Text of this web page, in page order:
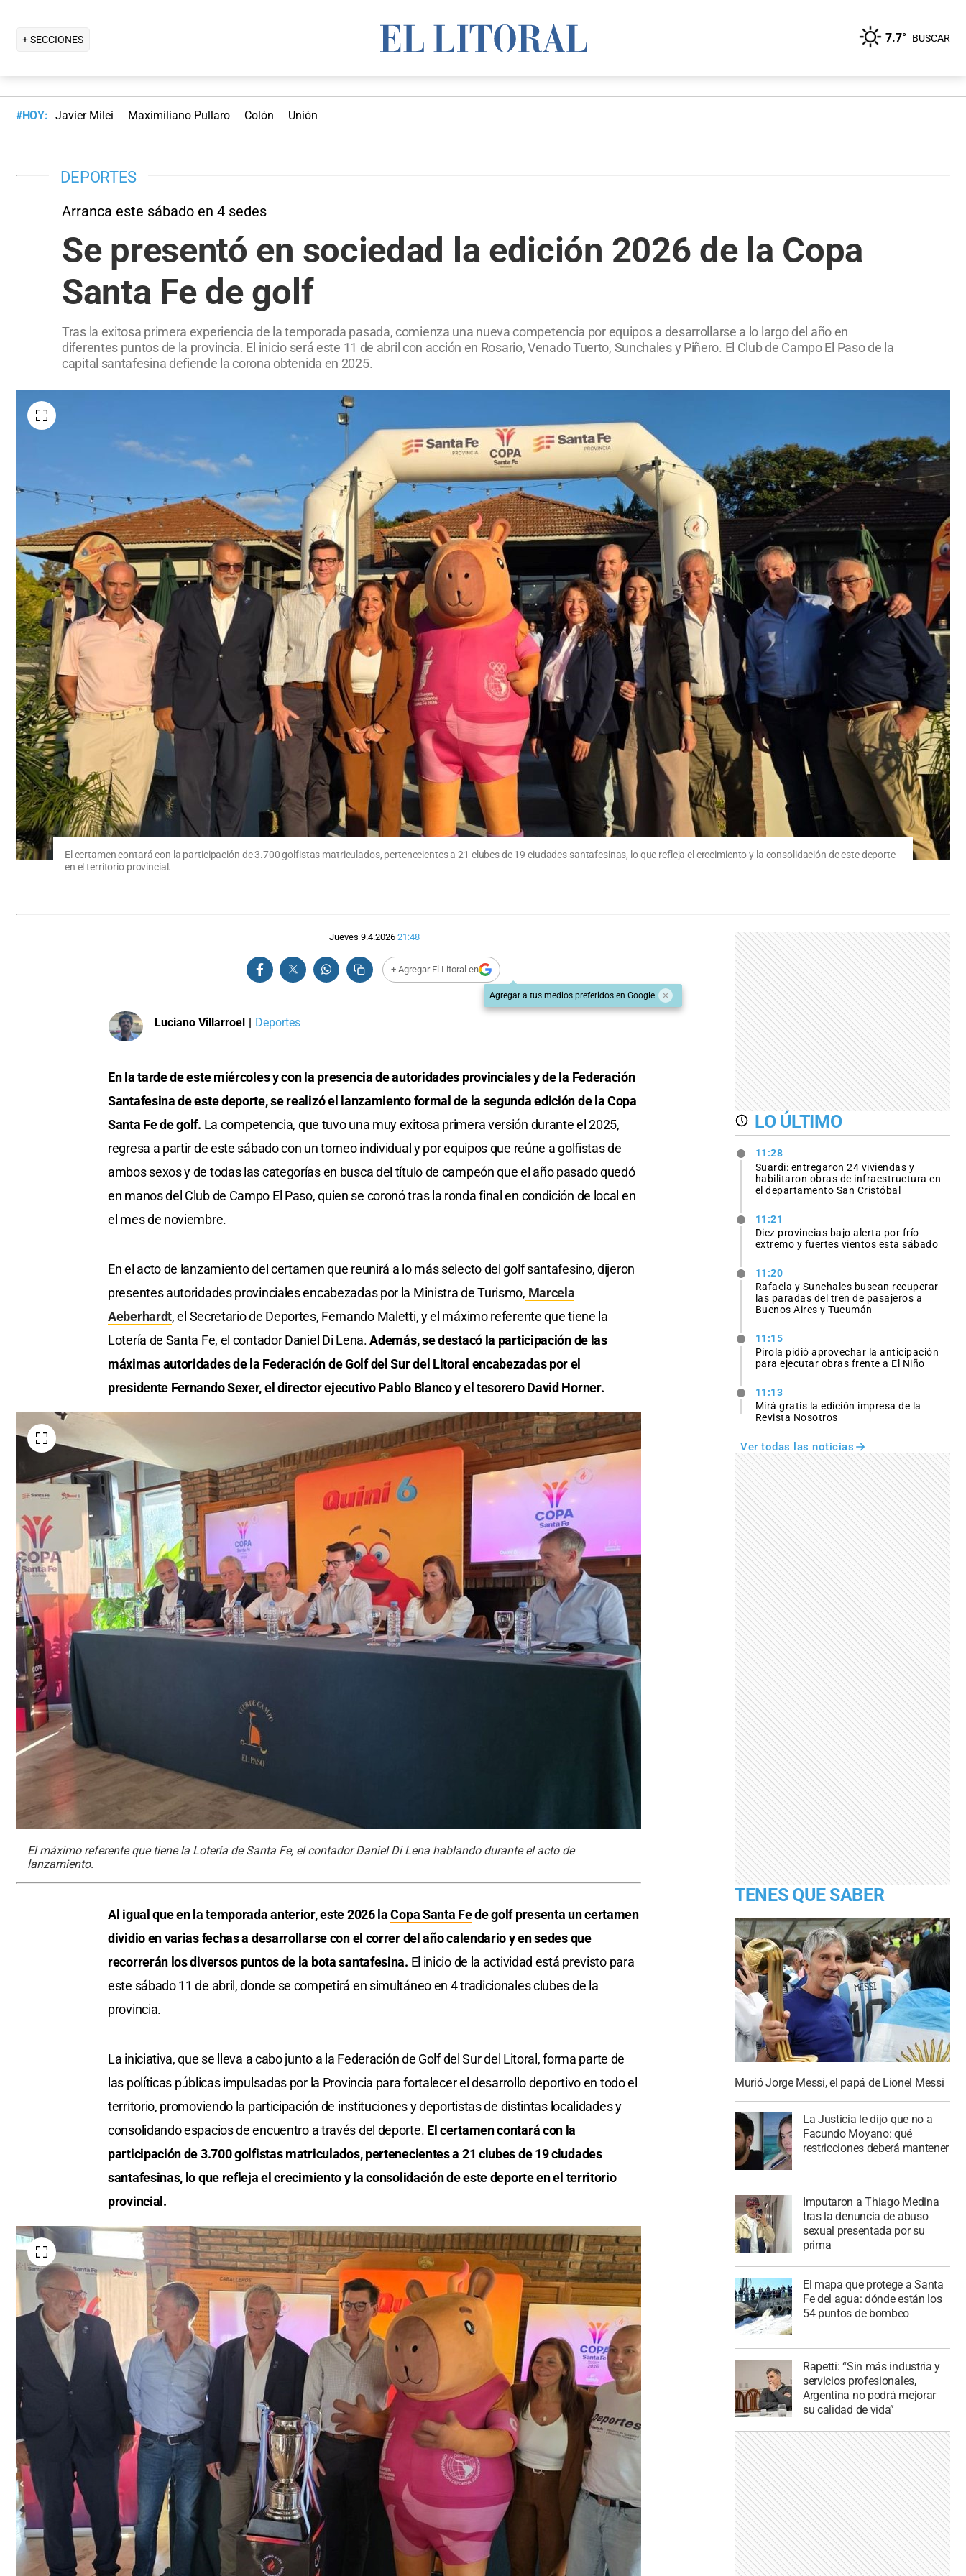
+ SECCIONES 7.7° BUSCAR
#HOY: Javier Milei Maximiliano Pullaro Colón Unión
DEPORTES
Arranca este sábado en 4 sedes
Se presentó en sociedad la edición 2026 de la Copa
Santa Fe de golf
Tras la exitosa primera experiencia de la temporada pasada, comienza una nueva competencia por equipos a desarrollarse a lo largo del año en
diferentes puntos de la provincia. El inicio será este 11 de abril con acción en Rosario, Venado Tuerto, Sunchales y Piñero. El Club de Campo El Paso de la
capital santafesina defiende la corona obtenida en 2025.
El certamen contará con la participación de 3.700 golfistas matriculados, pertenecientes a 21 clubes de 19 ciudades santafesinas, lo que refleja el crecimiento y la consolidación de este deporte
en el territorio provincial.
Jueves 9.4.2026 21:48
+ Agregar El Litoral en
Agregar a tus medios preferidos en Google
Luciano Villarroel | Deportes
En la tarde de este miércoles y con la presencia de autoridades provinciales y de la Federación
Santafesina de este deporte, se realizó el lanzamiento formal de la segunda edición de la Copa
Santa Fe de golf. La competencia, que tuvo una muy exitosa primera versión durante el 2025,
regresa a partir de este sábado con un torneo individual y por equipos que reúne a golfistas de
ambos sexos y de todas las categorías en busca del título de campeón que el año pasado quedó
en manos del Club de Campo El Paso, quien se coronó tras la ronda final en condición de local en
el mes de noviembre.
En el acto de lanzamiento del certamen que reunirá a lo más selecto del golf santafesino, dijeron
presentes autoridades provinciales encabezadas por la Ministra de Turismo, Marcela
Aeberhardt, el Secretario de Deportes, Fernando Maletti, y el máximo referente que tiene la
Lotería de Santa Fe, el contador Daniel Di Lena.Además, se destacó la participación de las
máximas autoridades de la Federación de Golf del Sur del Litoral encabezadas por el
presidente Fernando Sexer, el director ejecutivo Pablo Blanco y el tesorero David Horner.
El máximo referente que tiene la Lotería de Santa Fe, el contador Daniel Di Lena hablando durante el acto de
lanzamiento.
Al igual que en la temporada anterior, este 2026 laCopa Santa Fede golf presenta un certamen
dividio en varias fechas a desarrollarse con el correr del año calendario y en sedes que
recorrerán los diversos puntos de la bota santafesina. El inicio de la actividad está previsto para
este sábado 11 de abril, donde se competirá en simultáneo en 4 tradicionales clubes de la
provincia.
La iniciativa, que se lleva a cabo junto a la Federación de Golf del Sur del Litoral, forma parte de
las políticas públicas impulsadas por la Provincia para fortalecer el desarrollo deportivo en todo el
territorio, promoviendo la participación de instituciones y deportistas de distintas localidades y
consolidando espacios de encuentro a través del deporte. El certamen contará con la
participación de 3.700 golfistas matriculados, pertenecientes a 21 clubes de 19 ciudades
santafesinas, lo que refleja el crecimiento y la consolidación de este deporte en el territorio
provincial.
LO ÚLTIMO
11:28
Suardi: entregaron 24 viviendas y
habilitaron obras de infraestructura en
el departamento San Cristóbal
11:21
Diez provincias bajo alerta por frío
extremo y fuertes vientos esta sábado
11:20
Rafaela y Sunchales buscan recuperar
las paradas del tren de pasajeros a
Buenos Aires y Tucumán
11:15
Pirola pidió aprovechar la anticipación
para ejecutar obras frente a El Niño
11:13
Mirá gratis la edición impresa de la
Revista Nosotros
Ver todas las noticias
TENES QUE SABER
Murió Jorge Messi, el papá de Lionel Messi
La Justicia le dijo que no a
Facundo Moyano: qué
restricciones deberá mantener
Imputaron a Thiago Medina
tras la denuncia de abuso
sexual presentada por su
prima
El mapa que protege a Santa
Fe del agua: dónde están los
54 puntos de bombeo
Rapetti: “Sin más industria y
servicios profesionales,
Argentina no podrá mejorar
su calidad de vida”